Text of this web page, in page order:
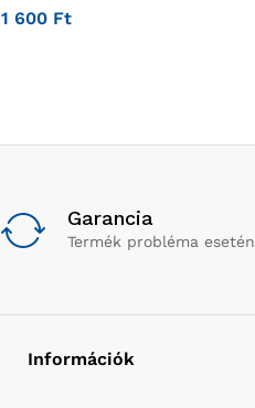
1 600 Ft
Garancia
Termék probléma esetén
Információk